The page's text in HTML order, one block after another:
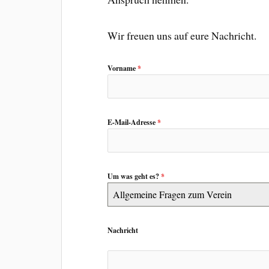
Wir freuen uns auf eure Nachricht.
Vorname*
E-Mail-Adresse*
Um was geht es?*
Allgemeine Fragen zum Verein
Nachricht